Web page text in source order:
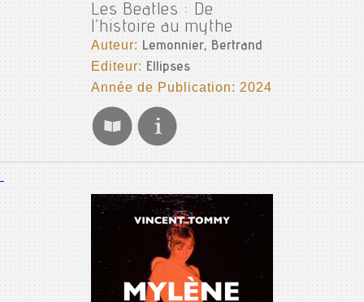
Les Beatles : De
l’histoire au mythe
Auteur:Lemonnier, Bertrand
Editeur: Ellipses
Année de Publication: 2024